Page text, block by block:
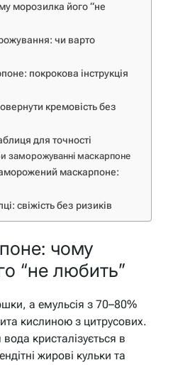
морозилка його “не
чи варто
покрокова інструкція
кремовість без
для точності
заморожуванні маскарпоне
маскарпоне:
свіжість без ризиків
чому
“не любить”
а емульсія з 70–80%
кислиною з цитрусових.
кристалізується в
жирові кульки та